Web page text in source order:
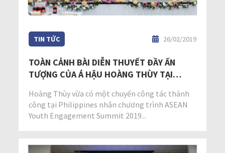
TIN TỨC 26/02/2019
TOÀN CẢNH BÀI DIỄN THUYẾT ĐẦY ẤN
TƯỢNG CỦA Á HẬU HOÀNG THÙY TẠI
2019
Hoàng Thùy vừa có một chuyến công tác thành
công tại Philippines nhân chương trình ASEAN
Youth Engagement Summit 2019...